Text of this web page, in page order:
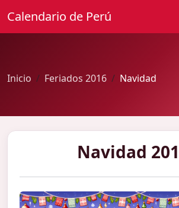
Calendario de Perú
Inicio Feriados 2016 Navidad
Navidad